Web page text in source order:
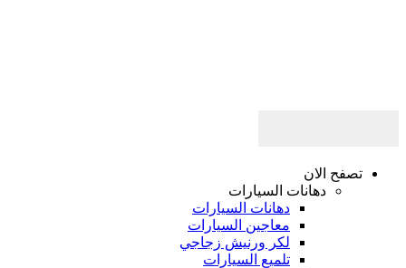
الان
دهانات السيارات
دهانات السيارات
معاجين السيارات
لكر ورنيش زجاجي
تلميع السيارات